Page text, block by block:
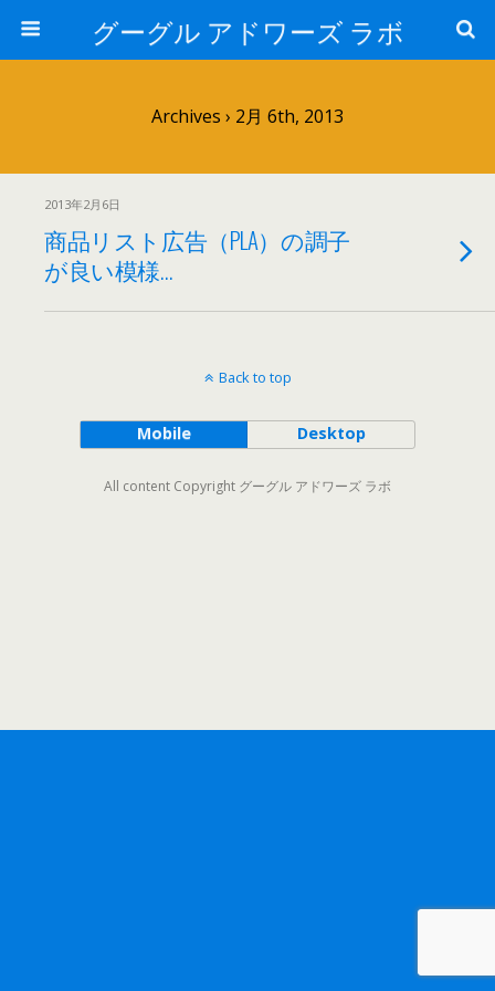
グーグル アドワーズ ラボ
Archives › 2月 6th, 2013
2013年2月6日
商品リスト広告（PLA）の調子
が良い模様…
Back to top
Mobile Desktop
All content Copyright グーグル アドワーズ ラボ